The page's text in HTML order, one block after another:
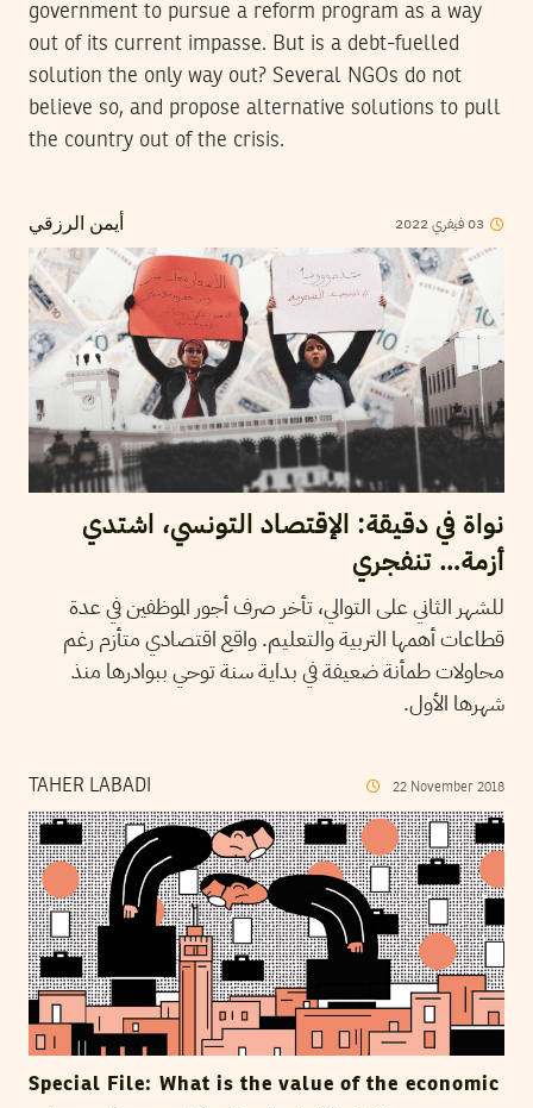
government to pursue a reform program as a way
out of its current impasse. But is a debt-fuelled
solution the only way out? Several NGOs do not
believe so, and propose alternative solutions to pull
the country out of the crisis.
أيمن الرزقي 03فيفري2022
نواة في دقيقة: الإقتصاد التونسي، اشتدي
أزمة… تنفجري
للشهر الثاني على التوالي، تأخر صرف أجور الموظفين في عدة
قطاعات أهمها التربية والتعليم. واقع اقتصادي متأزم رغم
محاولات طمأنة ضعيفة في بداية سنة توحي ببوادرها منذ
شهرها الأول.
TAHER LABADI 22 November 2018
Special File: What is the value of the economic